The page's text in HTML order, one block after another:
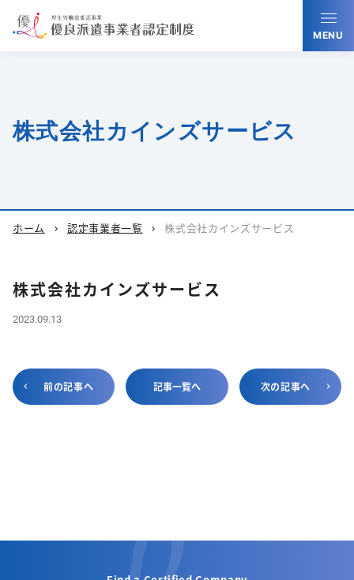
MENU
株式会社カインズサービス
ホーム chevron_right 認定事業者一覧 chevron_right 株式会社カインズサービス
株式会社カインズサービス
2023.09.13
前の記事へ 記事一覧へ 次の記事へ